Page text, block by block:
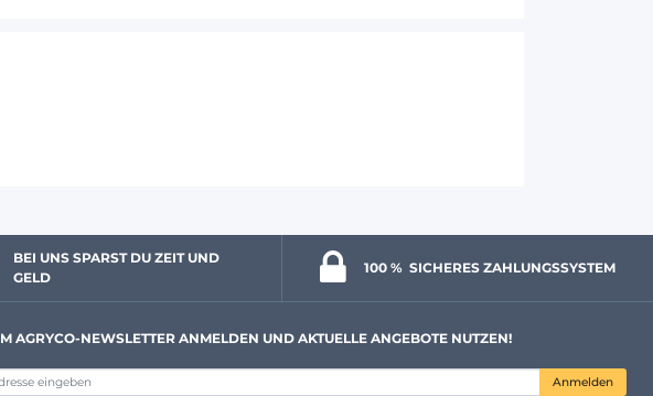
BEI UNS SPARST DU ZEIT UND
GELD
100 % SICHERES ZAHLUNGSSYSTEM
AGRYCO-NEWSLETTER ANMELDEN UND AKTUELLE ANGEBOTE NUTZEN!
Anmelden